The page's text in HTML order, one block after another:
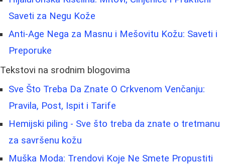
Saveti za Negu Kože
Anti-Age Nega za Masnu i Mešovitu Kožu: Saveti i
Preporuke
Tekstovi na srodnim blogovima
Sve Što Treba Da Znate O Crkvenom Venčanju:
Pravila, Post, Ispit i Tarife
Hemijski piling - Sve što treba da znate o tretmanu
za savršenu kožu
Muška Moda: Trendovi Koje Ne Smete Propustiti